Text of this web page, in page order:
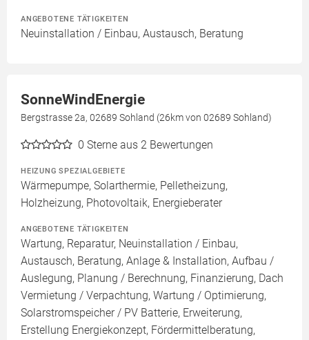
ANGEBOTENE TÄTIGKEITEN
Neuinstallation / Einbau, Austausch, Beratung
SonneWindEnergie
Bergstrasse 2a, 02689 Sohland (26km von 02689 Sohland)
0 Sterne aus 2 Bewertungen
HEIZUNG SPEZIALGEBIETE
Wärmepumpe, Solarthermie, Pelletheizung,
Holzheizung, Photovoltaik, Energieberater
ANGEBOTENE TÄTIGKEITEN
Wartung, Reparatur, Neuinstallation / Einbau,
Austausch, Beratung, Anlage & Installation, Aufbau /
Auslegung, Planung / Berechnung, Finanzierung, Dach
Vermietung / Verpachtung, Wartung / Optimierung,
Solarstromspeicher / PV Batterie, Erweiterung,
Erstellung Energiekonzept, Fördermittelberatung,